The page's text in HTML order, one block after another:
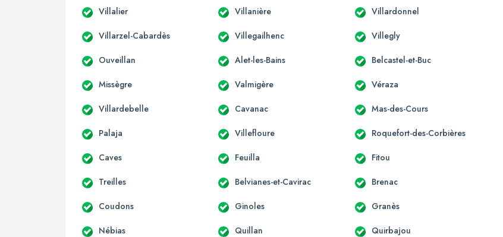
Villalier Villanière Villardonnel
Villarzel-Cabardès Villegailhenc Villegly
Ouveillan Alet-les-Bains Belcastel-et-Buc
Missègre Valmigère Véraza
Villardebelle Cavanac Mas-des-Cours
Palaja Villefloure Roquefort-des-Corbières
Caves Feuilla Fitou
Treilles Belvianes-et-Cavirac Brenac
Coudons Ginoles Granès
Nébias Quillan Quirbajou